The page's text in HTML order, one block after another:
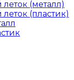
(металл)
(пластик)